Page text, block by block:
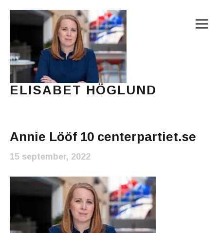
ELISABET HÖGLUND
Annie Lööf 10 centerpartiet.se
15 september, 2022